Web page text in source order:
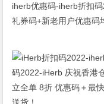
iherb优惠码-iherb折扣
礼券码+新老用户优惠码